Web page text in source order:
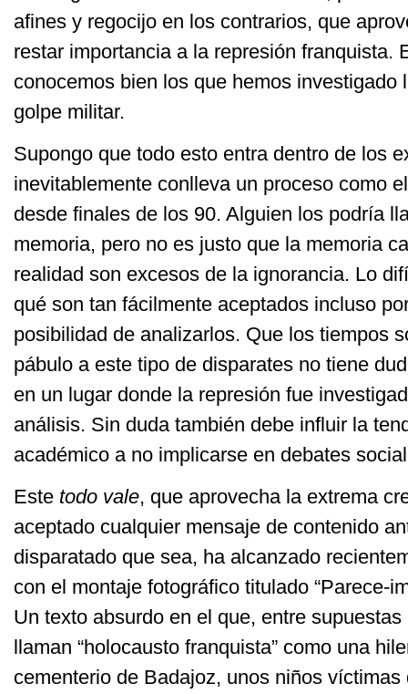
afines y regocijo en los contrarios, que
restar importancia a la represión franquista.
conocemos bien los que hemos investigado
golpe militar.
Supongo que todo esto entra dentro de los
inevitablemente conlleva un proceso como
desde finales de los 90. Alguien los podría
memoria, pero no es justo que la memoria
realidad son excesos de la ignorancia. Lo
qué son tan fácilmente aceptados incluso
posibilidad de analizarlos. Que los tiempos
pábulo a este tipo de disparates no tiene
en un lugar donde la represión fue
análisis. Sin duda también debe influir la
académico a no implicarse en debates
Este todo vale, que aprovecha la extrema
aceptado cualquier mensaje de contenido
disparatado que sea, ha alcanzado
con el montaje fotográfico titulado “Parece-
Un texto absurdo en el que, entre
llaman “holocausto franquista” como una
cementerio de Badajoz, unos niños